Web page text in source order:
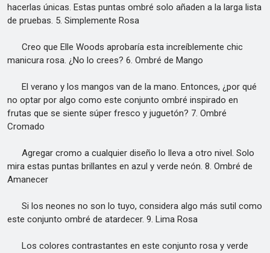
hacerlas únicas. Estas puntas ombré solo añaden a la larga lista
de pruebas. 5. Simplemente Rosa
Creo que Elle Woods aprobaría esta increíblemente chic
manicura rosa. ¿No lo crees? 6. Ombré de Mango
El verano y los mangos van de la mano. Entonces, ¿por qué
no optar por algo como este conjunto ombré inspirado en
frutas que se siente súper fresco y juguetón? 7. Ombré
Cromado
Agregar cromo a cualquier diseño lo lleva a otro nivel. Solo
mira estas puntas brillantes en azul y verde neón. 8. Ombré de
Amanecer
Si los neones no son lo tuyo, considera algo más sutil como
este conjunto ombré de atardecer. 9. Lima Rosa
Los colores contrastantes en este conjunto rosa y verde